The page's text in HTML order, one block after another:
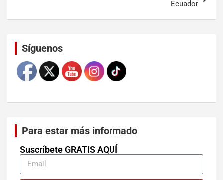
Ecuador
Síguenos
Para estar más informado
Suscríbete GRATIS AQUÍ